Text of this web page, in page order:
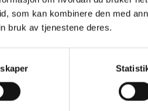
som kan kombinere den med
bruk av tjenestene deres.